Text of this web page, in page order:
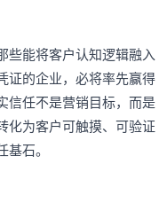
些能将客户认知逻辑融入
证的企业，必将率先赢得
任不是营销目标，而是
化为客户可触摸、可验证
石。